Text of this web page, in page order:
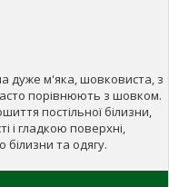
дуже м'яка, шовковиста, з
порівнюють з шовком.
постільної білизни,
і гладкою поверхні,
та одягу.